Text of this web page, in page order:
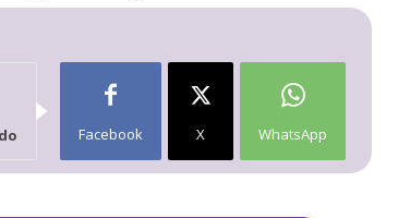
Facebook X WhatsApp